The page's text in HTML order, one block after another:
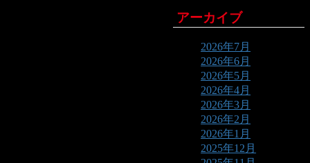
アーカイブ
2026年7月
2026年6月
2026年5月
2026年4月
2026年3月
2026年2月
2026年1月
2025年12月